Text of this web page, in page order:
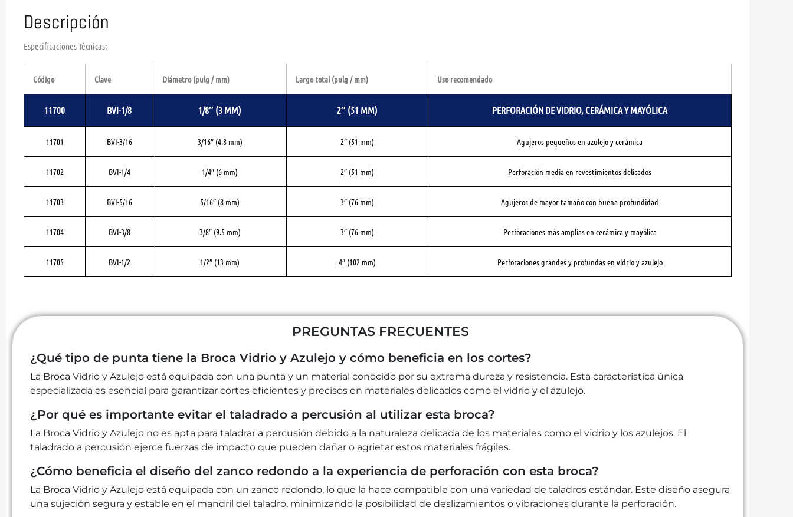
Descripción
Especificaciones Técnicas:
Código Clave Diámetro (pulg / mm) Largo total (pulg / mm) Uso recomendado
11700 BVI-1/8 1/8″ (3 MM) 2″ (51 MM) PERFORACIÓN DE VIDRIO, CERÁMICA Y MAYÓLICA
11701 BVI-3/16 3/16″ (4.8 mm) 2″ (51 mm) Agujeros pequeños en azulejo y cerámica
11702 BVI-1/4 1/4″ (6 mm) 2″ (51 mm) Perforación media en revestimientos delicados
11703 BVI-5/16 5/16″ (8 mm) 3″ (76 mm) Agujeros de mayor tamaño con buena profundidad
11704 BVI-3/8 3/8″ (9.5 mm) 3″ (76 mm) Perforaciones más amplias en cerámica y mayólica
11705 BVI-1/2 1/2″ (13 mm) 4″ (102 mm) Perforaciones grandes y profundas en vidrio y azulejo
PREGUNTAS FRECUENTES
¿Qué tipo de punta tiene la Broca Vidrio y Azulejo y cómo beneficia en los cortes?
La Broca Vidrio y Azulejo está equipada con una punta y un material conocido por su extrema dureza y resistencia. Esta característica única
especializada es esencial para garantizar cortes eficientes y precisos en materiales delicados como el vidrio y el azulejo.
¿Por qué es importante evitar el taladrado a percusión al utilizar esta broca?
La Broca Vidrio y Azulejo no es apta para taladrar a percusión debido a la naturaleza delicada de los materiales como el vidrio y los azulejos. El
taladrado a percusión ejerce fuerzas de impacto que pueden dañar o agrietar estos materiales frágiles.
¿Cómo beneficia el diseño del zanco redondo a la experiencia de perforación con esta broca?
La Broca Vidrio y Azulejo está equipada con un zanco redondo, lo que la hace compatible con una variedad de taladros estándar. Este diseño asegura
una sujeción segura y estable en el mandril del taladro, minimizando la posibilidad de deslizamientos o vibraciones durante la perforación.